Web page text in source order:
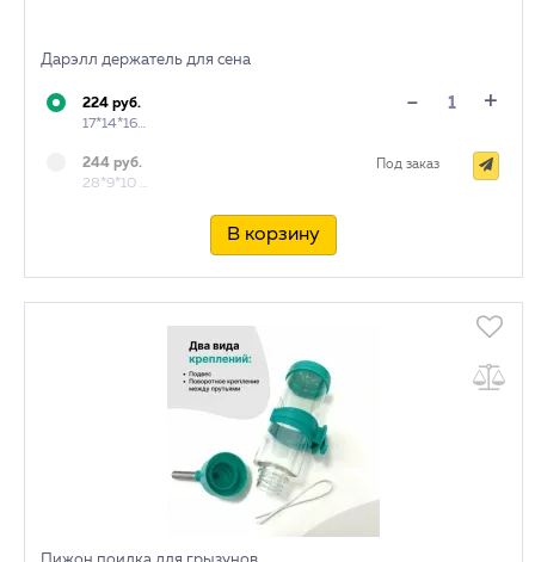
Дарэлл держатель для сена
224 руб.
17*14*16 см
- +
244 руб.
28*9*10 см
Под заказ
В корзину